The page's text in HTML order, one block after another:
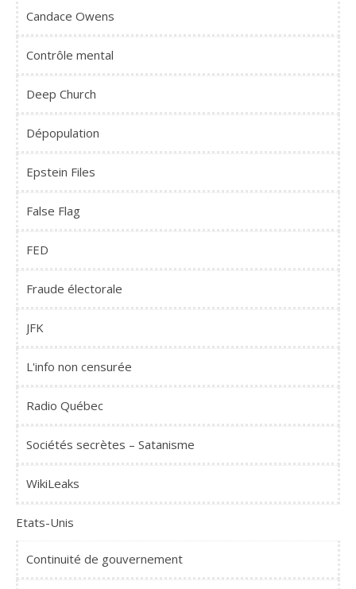
Candace Owens
Contrôle mental
Deep Church
Dépopulation
Epstein Files
False Flag
FED
Fraude électorale
JFK
L'info non censurée
Radio Québec
Sociétés secrètes – Satanisme
WikiLeaks
Etats-Unis
Continuité de gouvernement